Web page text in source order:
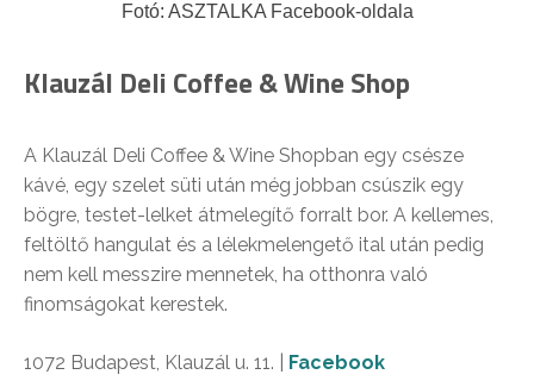
Fotó: ASZTALKA Facebook-oldala
Klauzál Deli Coffee & Wine Shop
A Klauzál Deli Coffee & Wine Shopban egy csésze
kávé, egy szelet süti után még jobban csúszik egy
bögre, testet-lelket átmelegítő forralt bor. A kellemes,
feltöltő hangulat és a lélekmelengető ital után pedig
nem kell messzire mennetek, ha otthonra való
finomságokat kerestek.
1072 Budapest, Klauzál u. 11. | Facebook